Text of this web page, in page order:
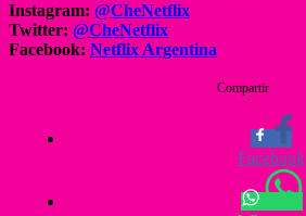
Instagram: @CheNetflix
Twitter: @CheNetflix
Facebook: Netflix Argentina
Compartir
Facebook